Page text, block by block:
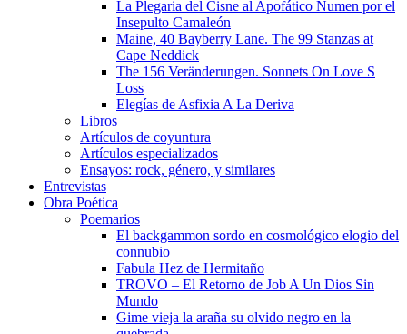
La Plegaria del Cisne al Apofático Numen por el
Insepulto Camaleón
Maine, 40 Bayberry Lane. The 99 Stanzas at
Cape Neddick
The 156 Veränderungen. Sonnets On Love S
Loss
Elegías de Asfixia A La Deriva
Libros
Artículos de coyuntura
Artículos especializados
Ensayos: rock, género, y similares
Entrevistas
Obra Poética
Poemarios
El backgammon sordo en cosmológico elogio del
connubio
Fabula Hez de Hermitaño
TROVO – El Retorno de Job A Un Dios Sin
Mundo
Gime vieja la araña su olvido negro en la